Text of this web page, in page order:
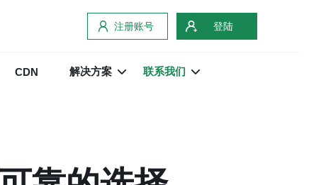
注册账号 登陆
CDN 解决方案 联系我们